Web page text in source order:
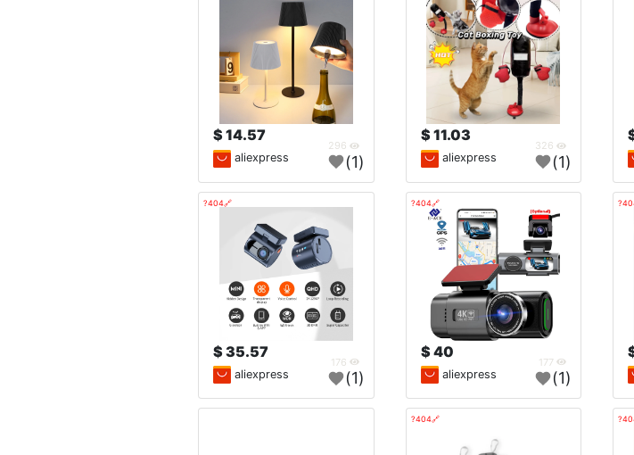
11.03 $
aliexpress (1)
14.57 $
aliexpress (1)
🔗404?
40 $
aliexpress (1)
🔗404?
35.57 $
aliexpress (1)
🔗404?